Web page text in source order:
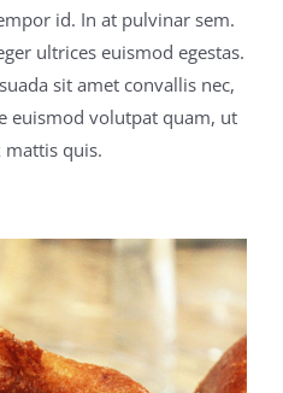
id. In at pulvinar sem.
ultrices euismod egestas.
sit amet convallis nec,
euismod volutpat quam, ut
mattis quis.